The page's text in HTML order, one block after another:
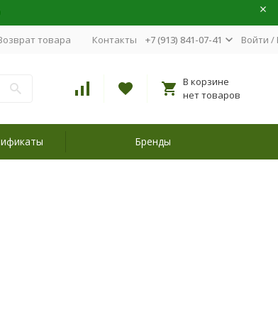
товара Контакты +7 (913) 841-07-41 Войти /
В корзине
нет товаров
Бренды